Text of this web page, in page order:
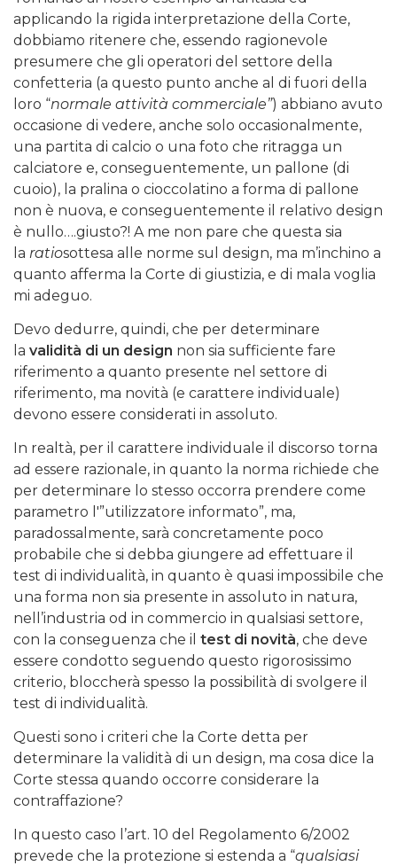
applicando la rigida interpretazione della Corte,
dobbiamo ritenere che, essendo ragionevole
presumere che gli operatori del settore della
confetteria (a questo punto anche al di fuori della
loro “normale attività commerciale”) abbiano avuto
occasione di vedere, anche solo occasionalmente,
una partita di calcio o una foto che ritragga un
calciatore e, conseguentemente, un pallone (di
cuoio), la pralina o cioccolatino a forma di pallone
non è nuova, e conseguentemente il relativo design
è nullo….giusto?! A me non pare che questa sia
la ratiosottesa alle norme sul design, ma m’inchino a
quanto afferma la Corte di giustizia, e di mala voglia
mi adeguo.
Devo dedurre, quindi, che per determinare
la validità di un design non sia sufficiente fare
riferimento a quanto presente nel settore di
riferimento, ma novità (e carattere individuale)
devono essere considerati in assoluto.
In realtà, per il carattere individuale il discorso torna
ad essere razionale, in quanto la norma richiede che
per determinare lo stesso occorra prendere come
parametro l'”utilizzatore informato”, ma,
paradossalmente, sarà concretamente poco
probabile che si debba giungere ad effettuare il
test di individualità, in quanto è quasi impossibile che
una forma non sia presente in assoluto in natura,
nell’industria od in commercio in qualsiasi settore,
con la conseguenza che il test di novità, che deve
essere condotto seguendo questo rigorosissimo
criterio, bloccherà spesso la possibilità di svolgere il
test di individualità.
Questi sono i criteri che la Corte detta per
determinare la validità di un design, ma cosa dice la
Corte stessa quando occorre considerare la
contraffazione?
In questo caso l’art. 10 del Regolamento 6/2002
prevede che la protezione si estenda a “qualsiasi